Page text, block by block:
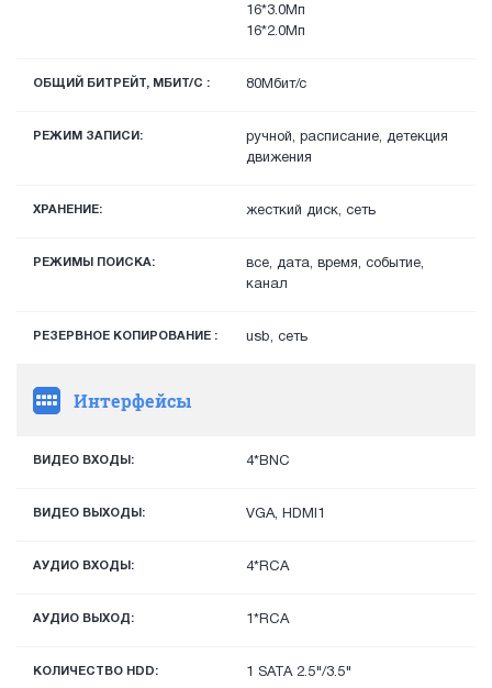
16*3.0Мп
16*2.0Мп
ОБЩИЙ БИТРЕЙТ, МБИТ/С : 80Мбит/с
РЕЖИМ ЗАПИСИ:
ручной, расписание, детекция
движения
ХРАНЕНИЕ: жесткий диск, сеть
РЕЖИМЫ ПОИСКА:
все, дата, время, событие,
канал
РЕЗЕРВНОЕ КОПИРОВАНИЕ : usb, сеть
Интерфейсы
ВИДЕО ВХОДЫ: 4*BNC
ВИДЕО ВЫХОДЫ: VGA, HDMI1
АУДИО ВХОДЫ: 4*RCA
АУДИО ВЫХОД: 1*RCA
КОЛИЧЕСТВО HDD: 1 SATA 2.5"/3.5"